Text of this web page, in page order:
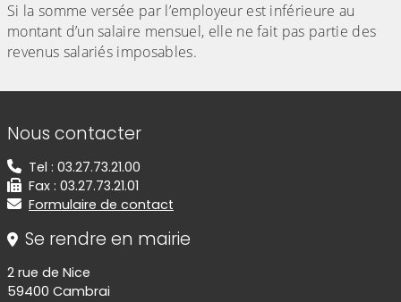
Si la somme versée par l’employeur est inférieure au
montant d’un salaire mensuel, elle ne fait pas partie des
revenus salariés imposables.
Informations de contact
Nous contacter
Tel : 03.27.73.21.00
Fax : 03.27.73.21.01
Formulaire de contact
Se rendre en mairie
2 rue de Nice
59400 Cambrai